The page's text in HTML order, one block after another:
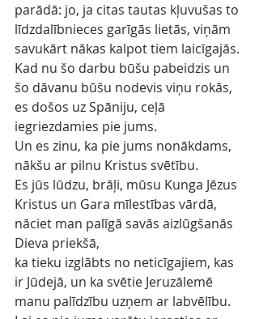
parādā: jo, ja citas tautas kļuvušas to
līdzdalībnieces garīgās lietās, viņām
savukārt nākas kalpot tiem laicīgajās.
Kad nu šo darbu būšu pabeidzis un
šo dāvanu būšu nodevis viņu rokās,
es došos uz Spāniju, ceļā
iegriezdamies pie jums.
Un es zinu, ka pie jums nonākdams,
nākšu ar pilnu Kristus svētību.
Es jūs lūdzu, brāļi, mūsu Kunga Jēzus
Kristus un Gara mīlestības vārdā,
nāciet man palīgā savās aizlūgšanās
Dieva priekšā,
ka tieku izglābts no neticīgajiem, kas
ir Jūdejā, un ka svētie Jeruzālemē
manu palīdzību uzņem ar labvēlību.